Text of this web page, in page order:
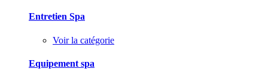
Entretien Spa
Voir la catégorie
Equipement spa